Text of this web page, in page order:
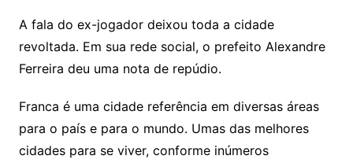
A fala do ex-jogador deixou toda a cidade
revoltada. Em sua rede social, o prefeito Alexandre
Ferreira deu uma nota de repúdio.
Franca é uma cidade referência em diversas áreas
para o país e para o mundo. Umas das melhores
cidades para se viver, conforme inúmeros